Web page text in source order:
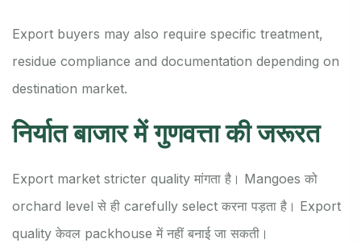
Export buyers may also require specific treatment,
residue compliance and documentation depending on
destination market.
निर्यात बाजार में गुणवत्ता की जरूरत
Export market stricter quality मांगता है। Mangoes को
orchard level से ही carefully select करना पड़ता है। Export
quality केवल packhouse में नहीं बनाई जा सकती।